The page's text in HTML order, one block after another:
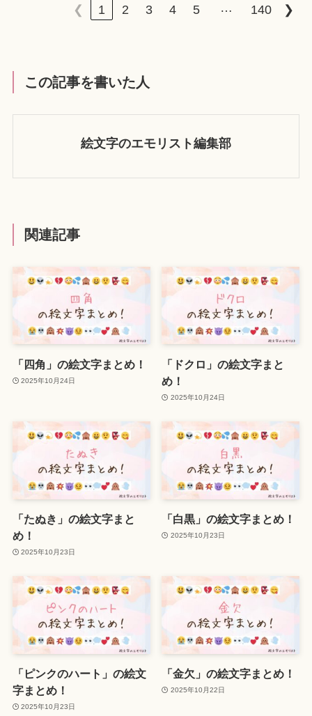
❮ 1 2 3 4 5 … 140 ❯
この記事を書いた人
絵文字のエモリスト編集部
関連記事
「四角」の絵文字まとめ！
2025年10月24日
「ドクロ」の絵文字まと
め！
2025年10月24日
「たぬき」の絵文字まと
め！
2025年10月23日
「白黒」の絵文字まとめ！
2025年10月23日
「ピンクのハート」の絵文
字まとめ！
2025年10月23日
「金欠」の絵文字まとめ！
2025年10月22日